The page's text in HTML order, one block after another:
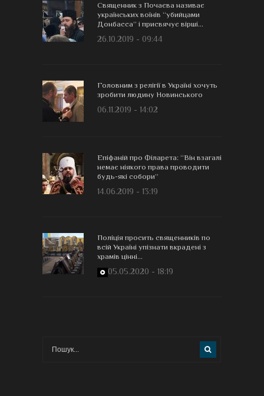
Священник з Почаєва називає
українських воїнів “убийцами
Донбасса” і присвячує вірші...
26.10.2019 - 09:44
Головним з релігії в Україні хочуть
зробити людину Новинського
06.11.2019 - 14:02
Епіфаній про Філарета: “Він взагалі
немає ніякого права проводити
будь-які собори”
14.06.2019 - 13:19
Поліція просить священників по
всій Україні упізнати вкрадені з
храмів цінні...
05.05.2020 - 18:19